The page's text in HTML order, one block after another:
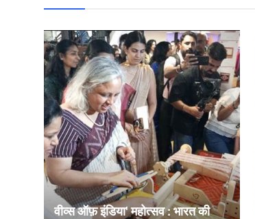
वीव्स ऑफ़ इंडिया' महोत्सव : भारत की